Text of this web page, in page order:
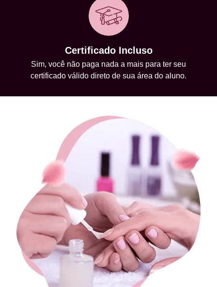
Certificado Incluso
Sim, você não paga nada a mais para ter seu
certificado válido direto de sua área do aluno.